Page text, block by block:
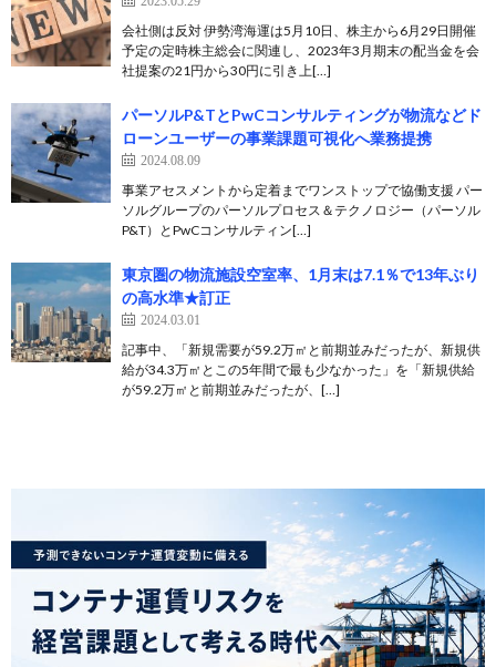
会社側は反対 伊勢湾海運は5月10日、株主から6月29日開催
予定の定時株主総会に関連し、2023年3月期末の配当金を会
社提案の21円から30円に引き上[…]
パーソルP&TとPwCコンサルティングが物流などド
ローンユーザーの事業課題可視化へ業務提携
2024.08.09
事業アセスメントから定着までワンストップで協働支援 パー
ソルグループのパーソルプロセス＆テクノロジー（パーソル
P&T）とPwCコンサルティン[…]
東京圏の物流施設空室率、1月末は7.1％で13年ぶり
の高水準★訂正
2024.03.01
記事中、「新規需要が59.2万㎡と前期並みだったが、新規供
給が34.3万㎡とこの5年間で最も少なかった」を「新規供給
が59.2万㎡と前期並みだったが、[…]